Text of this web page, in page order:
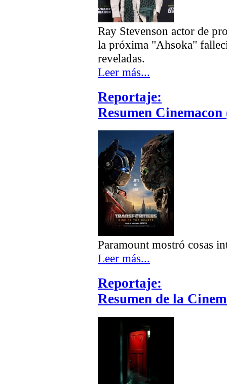
Ray Stevenson actor de
la próxima "Ahsoka"
reveladas.
Leer más...
Reportaje:
Resumen
Paramount mostró cosas
Leer más...
Reportaje:
Resumen de la